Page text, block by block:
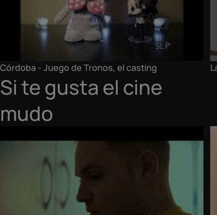
Córdoba - Juego de Tronos, el casting
Si te gusta el cine
mudo